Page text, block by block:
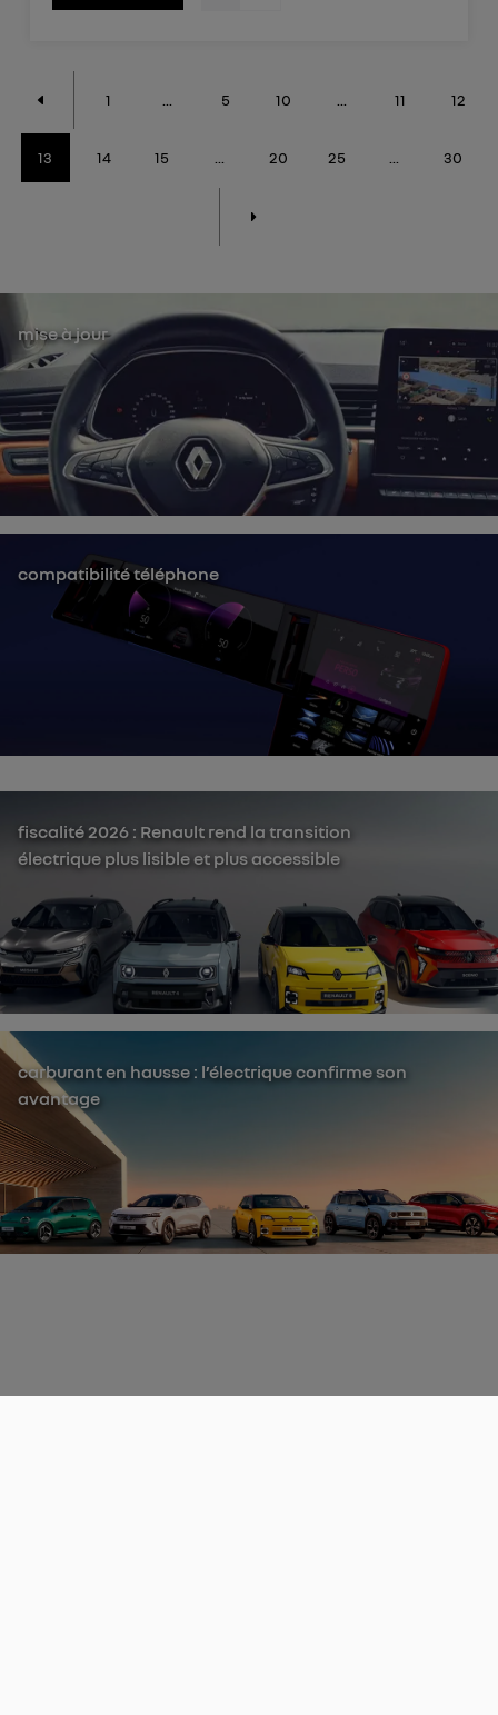
1 5 10 11 12
13 14 15 ... 20 25 ... 30
mise à jour
compatibilité téléphone
fiscalité 2026 : Renault rend la transition
électrique plus lisible et plus accessible
carburant en hausse : l’électrique confirme son
avantage